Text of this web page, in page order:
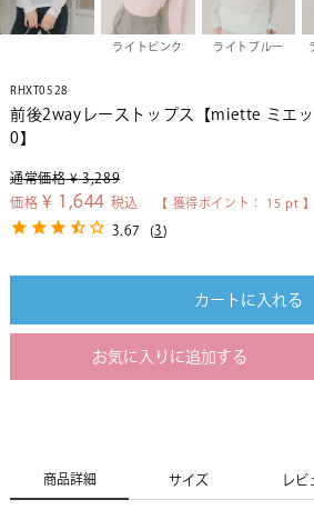
ライトピンク ライトブルー
RHXT0528
前後2wayレーストップス【miette ミエ
0】
通常価格 ¥ 3,289
価格 ¥ 1,644 税込 【 獲得ポイント： 15 pt 】
3.67 (3)
カートに入れる
お気に入りに追加する
商品詳細 サイズ レビ